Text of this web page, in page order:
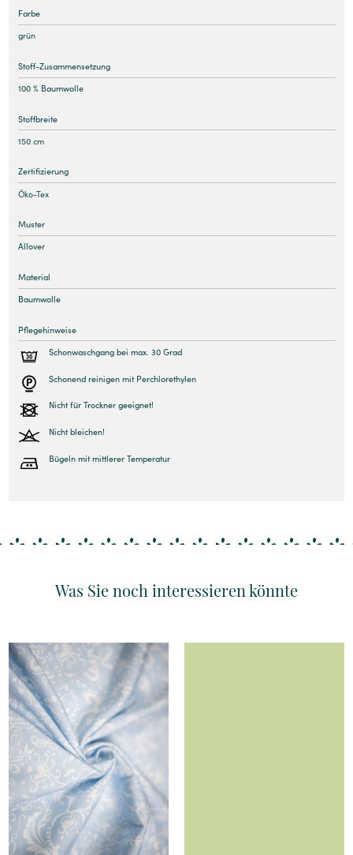
Farbe
grün
Stoff-Zusammensetzung
100 % Baumwolle
Stoffbreite
150 cm
Zertifizierung
Öko-Tex
Muster
Allover
Material
Baumwolle
Pflegehinweise
Schonwaschgang bei max. 30 Grad
Schonend reinigen mit Perchlorethylen
Nicht für Trockner geeignet!
Nicht bleichen!
Bügeln mit mittlerer Temperatur
Was Sie noch interessieren könnte
Details